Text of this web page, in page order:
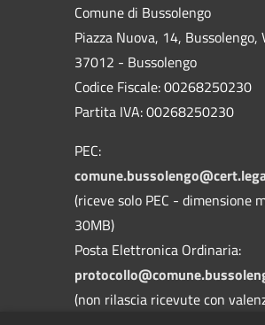
Comune di Bussolengo
Piazza Nuova, 14, Bussolengo,
37012 - Bussolengo
Codice Fiscale: 00268250230
Partita IVA: 00268250230
PEC:
(riceve solo PEC - dimensione
30MB)
Posta Elettronica Ordinaria:
(non rilascia ricevute con